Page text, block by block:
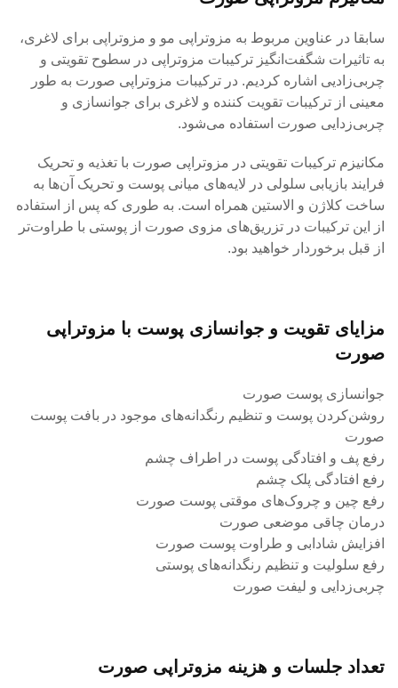
سابقا در عناوین مربوط به مزوتراپی مو و مزوتراپی برای لاغری،
به تاثیرات شگفت‌انگیز ترکیبات مزوتراپی در سطوح تقویتی و
چربی‌زادیی اشاره کردیم. در ترکیبات مزوتراپی صورت به طور
معینی از ترکیبات تقویت کننده و لاغری برای جوانسازی و
چربی‌زدایی صورت استفاده می‌شود.
مکانیزم ترکیبات تقویتی در مزوتراپی صورت با تغذیه و تحریک
فرایند بازیابی سلولی در لایه‌های میانی پوست و تحریک آن‌ها به
ساخت کلاژن و الاستین همراه است. به طوری که پس از استفاده
از این ترکیبات در تزریق‌های مزوی صورت از پوستی با طراوت‌تر
از قبل برخوردار خواهید بود.
مزایای تقویت و جوانسازی پوست با مزوتراپی
صورت
جوانسازی پوست صورت
روشن‌کردن پوست و تنظیم رنگدانه‌های موجود در بافت پوست
صورت
رفع پف و افتادگی پوست در اطراف چشم
رفع افتادگی پلک چشم
رفع چین و چروک‌های موقتی پوست صورت
درمان چاقی موضعی صورت
افزایش شادابی و طراوت پوست صورت
رفع سلولیت و تنظیم رنگدانه‌های پوستی
چربی‌زدایی و لیفت صورت
تعداد جلسات و هزینه مزوتراپی صورت